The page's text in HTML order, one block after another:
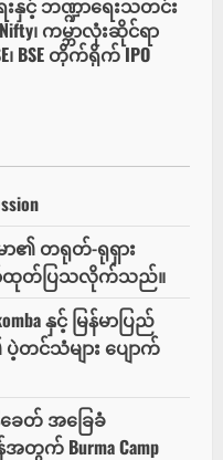
Nifty၊ ကမ္ဘာလုံးဆိုင်ရာ
၊ BSE တိုက်ရိုက် IPO
၏ တရုတ်-ရုရှား
ထုတ်ပြသလိုက်သည်။
နှင့် မြန်မာပြည်
တင်သံများ ပျောက်
ေတ် အခြေခံ
က် Burma Camp